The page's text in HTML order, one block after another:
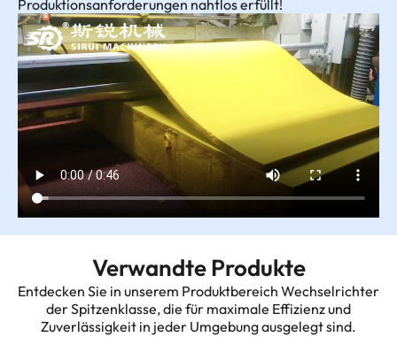
Produktionsanforderungen nahtlos erfüllt!
Verwandte Produkte
Entdecken Sie in unserem Produktbereich Wechselrichter
der Spitzenklasse, die für maximale Effizienz und
Zuverlässigkeit in jeder Umgebung ausgelegt sind.